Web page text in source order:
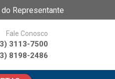
do Representante
Fale Conosco
3113-7500
8198-2486